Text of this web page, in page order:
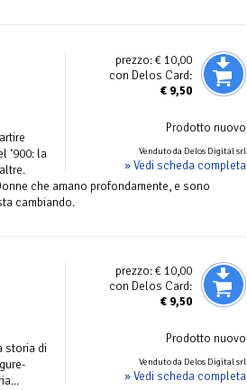
prezzo:€ 10,00
con Delos Card:
€ 9,50
Prodotto nuovo
Venduto da Delos Digital srl
» Vedi scheda completa
‘900: la
che amano profondamente, e sono
cambiando.
prezzo:€ 10,00
con Delos Card:
€ 9,50
Prodotto nuovo
Venduto da Delos Digital srl
» Vedi scheda completa
storia di